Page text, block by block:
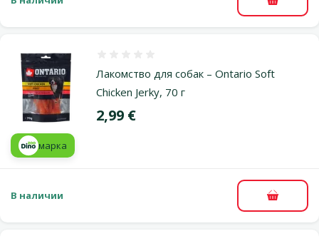
В
Лакомство для собак – Ontario Soft
Chicken Jerky, 70 г
Цена
2,99 €
марка
В наличии В